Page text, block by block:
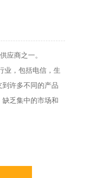
应商之一。
业，包括电信，生
许多不同的产品
乏集中的市场和
。OPTILAB 通过